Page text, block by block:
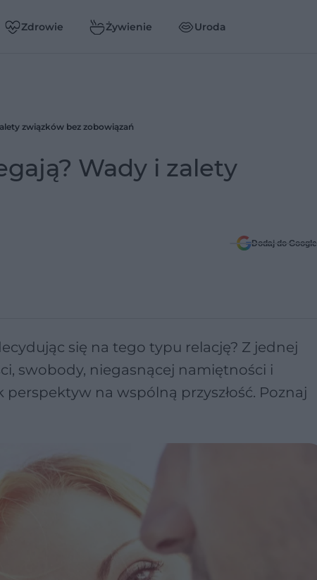
Zdrowie Żywienie Uroda
związków bez zobowiązań
Wady i zalety
Dodaj do Google
się na tego typu relację? Z jednej
swobody, niegasnącej namiętności i
na wspólną przyszłość. Poznaj